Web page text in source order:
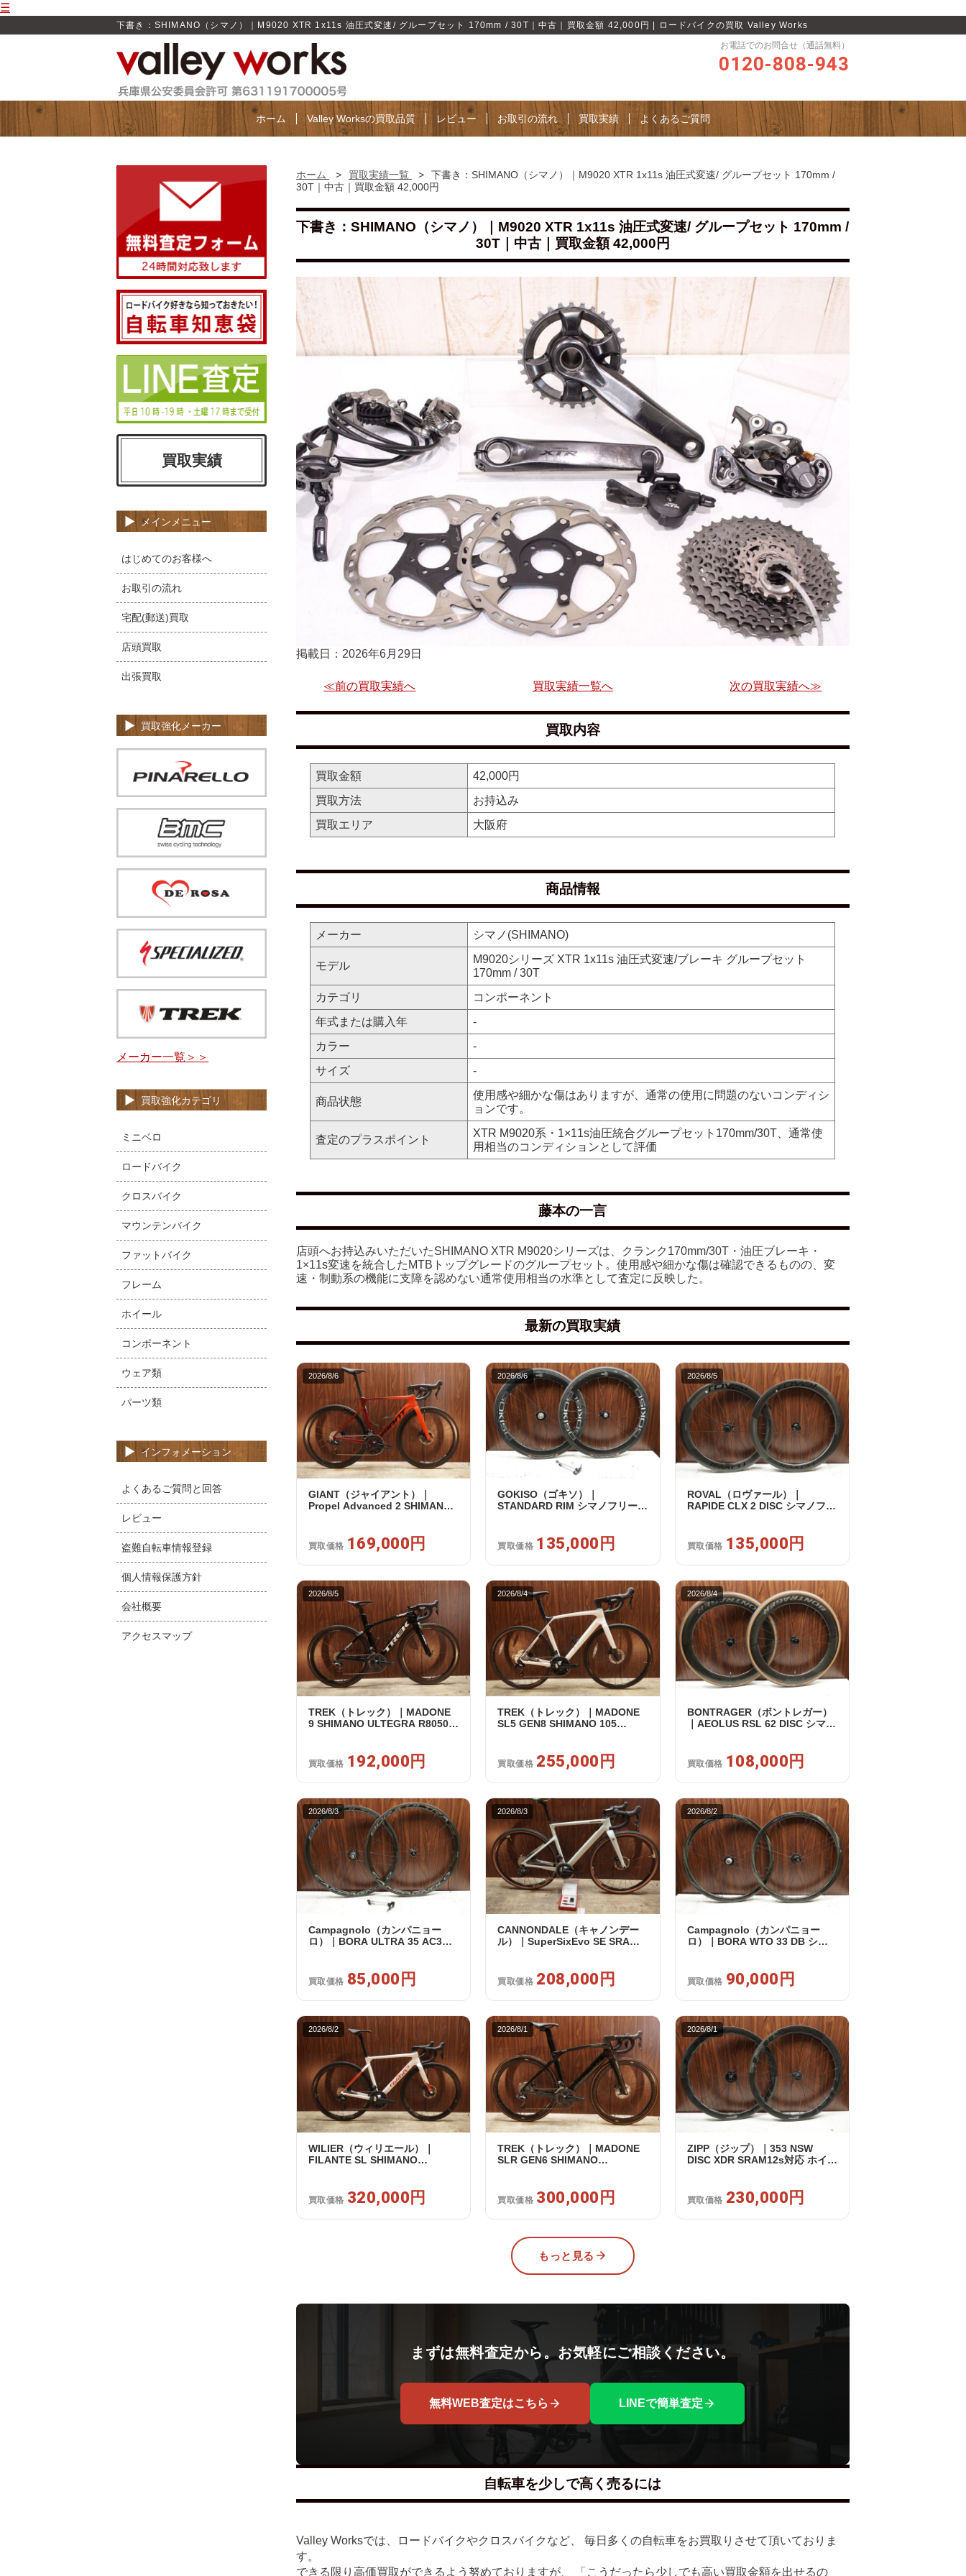
☰
下書き：SHIMANO（シマノ）｜M9020 XTR 1x11s 油圧式変速/ グループセット 170mm / 30T｜中古｜買取金額 42,000円 | ロードバイクの買取 Valley Works
お電話でのお問合せ（通話無料）
0120-808-943
ホーム Valley Worksの買取品質 レビュー お取引の流れ 買取実績 よくあるご質問
ホーム > 買取実績一覧 >
下書き：SHIMANO（シマノ）｜M9020 XTR 1x11s 油圧式変速/ グループセット 170mm /
30T｜中古｜買取金額 42,000円
下書き：SHIMANO（シマノ）｜M9020 XTR 1x11s 油圧式変速/ グループセット 170mm /
30T｜中古｜買取金額 42,000円
掲載日：2026年6月29日
≪前の買取実績へ 買取実績一覧へ 次の買取実績へ≫
買取内容
買取金額
42,000円
買取方法
お持込み
買取エリア
大阪府
商品情報
メーカー シマノ(SHIMANO)
モデル
M9020シリーズ XTR 1x11s 油圧式変速/ブレーキ グループセット
170mm / 30T
カテゴリ
コンポーネント
年式または購入年
-
カラー
-
サイズ
-
商品状態
使用感や細かな傷はありますが、通常の使用に問題のないコンディシ
ョンです。
査定のプラスポイント
XTR M9020系・1×11s油圧統合グループセット170mm/30T、通常使
用相当のコンディションとして評価
藤本の一言
店頭へお持込みいただいたSHIMANO XTR M9020シリーズは、クランク170mm/30T・油圧ブレーキ・
1×11s変速を統合したMTBトップグレードのグループセット。使用感や細かな傷は確認できるものの、変
速・制動系の機能に支障を認めない通常使用相当の水準として査定に反映した。
最新の買取実績
2026/8/6
GIANT（ジャイアント）｜
Propel Advanced 2 SHIMANO
買取価格 169,000円
2026/8/6
GOKISO（ゴキソ）｜
STANDARD RIM シマノフリー
買取価格 135,000円
2026/8/5
ROVAL（ロヴァール）｜
RAPIDE CLX 2 DISC シマノフリ
買取価格 135,000円
2026/8/5
TREK（トレック）｜MADONE
9 SHIMANO ULTEGRA R8050
買取価格 192,000円
2026/8/4
TREK（トレック）｜MADONE
SL5 GEN8 SHIMANO 105
円
買取価格 255,000円
2026/8/4
BONTRAGER（ボントレガー）
｜AEOLUS RSL 62 DISC シマノ
買取価格 108,000円
2026/8/3
Campagnolo（カンパニョー
ロ）｜BORA ULTRA 35 AC3
額 85,000円
買取価格 85,000円
2026/8/3
CANNONDALE（キャノンデー
ル）｜SuperSixEvo SE SRAM
年｜美品｜買取金額 208,000円
買取価格 208,000円
2026/8/2
Campagnolo（カンパニョー
ロ）｜BORA WTO 33 DB シマ
買取価格 90,000円
2026/8/2
WILIER（ウィリエール）｜
FILANTE SL SHIMANO
320,000円
買取価格 320,000円
2026/8/1
TREK（トレック）｜MADONE
SLR GEN6 SHIMANO
300,000円
買取価格 300,000円
2026/8/1
ZIPP（ジップ）｜353 NSW
DISC XDR SRAM12s対応 ホイー
買取価格 230,000円
もっと見る
まずは無料査定から。お気軽にご相談ください。
無料WEB査定はこちら LINEで簡単査定
自転車を少しで高く売るには
Valley Worksでは、ロードバイクやクロスバイクなど、 毎日多くの自転車をお買取りさせて頂いておりま
す。
できる限り高価買取ができるよう努めておりますが、 「こうだったら少しでも高い買取金額を出せるの
買取実績
メインメニュー
はじめてのお客様へ
お取引の流れ
宅配(郵送)買取
店頭買取
出張買取
買取強化メーカー
メーカー一覧＞＞
買取強化カテゴリ
ミニベロ
ロードバイク
クロスバイク
マウンテンバイク
ファットバイク
フレーム
ホイール
コンポーネント
ウェア類
パーツ類
インフォメーション
よくあるご質問と回答
レビュー
盗難自転車情報登録
個人情報保護方針
会社概要
アクセスマップ